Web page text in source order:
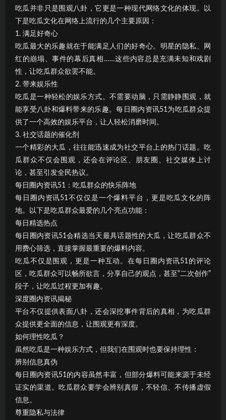
吃瓜并非只是围观八卦，它更是一种现代网络文化的体现。以
下是吃瓜文化在网络上流行的几个主要原因：
1. 满足好奇心
吃瓜最大的乐趣就在于能满足人们的好奇心。明星的隐私、网
红的崩塌、事件的幕后真相……这些内容总是充满未知和戏剧
性，让吃瓜群众欲罢不能。
2. 带来娱乐性
吃瓜是一种轻松的娱乐方式。不需要动脑，只需静静围观，就
能享受八卦和爆料带来的乐趣。每日圈内资讯51为吃瓜群众提
供了一个高效的娱乐平台，让人轻松消磨时间。
3. 社交话题的催化剂
一个精彩的大瓜，往往能迅速成为社交平台上的热门话题。吃
瓜群众不仅会围观，还会在评论区、朋友圈、社交媒体上讨
论，甚至引发全民热议。
每日圈内资讯51：吃瓜群众的快乐阵地
每日圈内资讯51不仅仅是一个爆料平台，更是吃瓜文化的阵
地。以下是吃瓜群众最爱的几个亮点功能：
每日精选热点
每日圈内资讯51会精选当天最具话题性的大瓜，让吃瓜群众不
用费心筛选，直接掌握最重要的爆料内容。
吃瓜不仅是围观，更是一种互动。在每日圈内资讯51的评论
区，吃瓜群众可以畅所欲言，分享自己的观点，甚至“二次创作”
段子，让吃瓜过程更加有趣。
深度圈内资讯揭秘
平台不仅提供表面八卦，还会深挖事件背后的真相，为吃瓜群
众提供更全面的信息，让围观更有深度。
如何理性吃瓜？
虽然吃瓜是一种娱乐方式，但我们在围观时也要保持理性：
辨别信息真伪
每日圈内资讯51的内容虽然丰富，但部分爆料可能来源于未经
证实的渠道。吃瓜群众要学会辨别真假，不轻信、不传播虚假
信息。
尊重隐私与法律